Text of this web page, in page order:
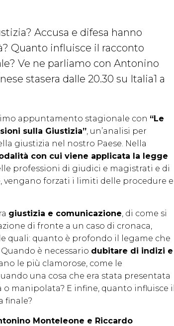
Accusa e difesa hanno
Quanto influisce il racconto
Ve ne parliamo con Antonino
stasera dalle 20.30 su Italia1 a
appuntamento stagionale con “Le
sulla Giustizia” , un’analisi per
giustizia nel nostro Paese. Nella
con cui viene applicata la legge
professioni di giudici e magistrati e di
vengano forzati i limiti delle procedure e
giustizia e comunicazione , di come si
di fronte a un caso di cronaca,
quali: quanto è profondo il legame che
è necessario dubitare di indizi e
le più clamorose, come le
una cosa che era stata presentata
manipolata? E infine, quanto influisce il
finale?
Monteleone e Riccardo